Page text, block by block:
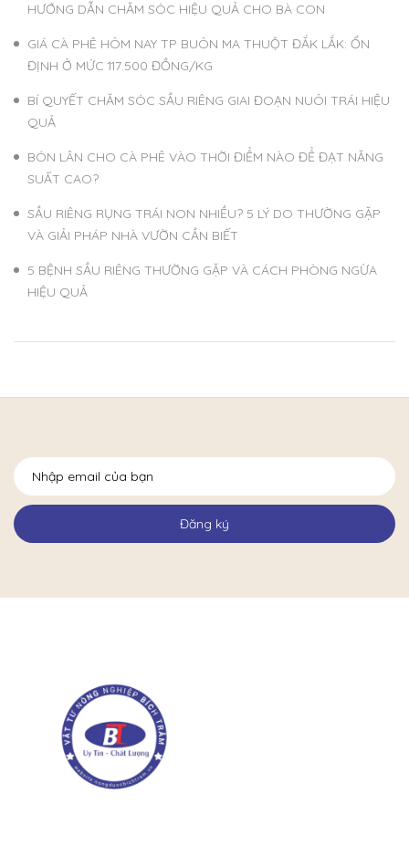
HƯỚNG DẪN CHĂM SÓC HIỆU QUẢ CHO BÀ CON
GIÁ CÀ PHÊ HÔM NAY TP BUÔN MA THUỘT ĐẮK LẮK: ỔN
ĐỊNH Ở MỨC 117.500 ĐỒNG/KG
BÍ QUYẾT CHĂM SÓC SẦU RIÊNG GIAI ĐOẠN NUÔI TRÁI HIỆU
QUẢ
BÓN LÂN CHO CÀ PHÊ VÀO THỜI ĐIỂM NÀO ĐỂ ĐẠT NĂNG
SUẤT CAO?
SẦU RIÊNG RỤNG TRÁI NON NHIỀU? 5 LÝ DO THƯỜNG GẶP
VÀ GIẢI PHÁP NHÀ VƯỜN CẦN BIẾT
5 BỆNH SẦU RIÊNG THƯỜNG GẶP VÀ CÁCH PHÒNG NGỪA
HIỆU QUẢ
Đăng ký